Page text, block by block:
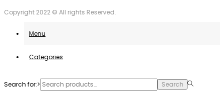
Copyright 2022 © All rights Reserved.
Menu
Categories
Search for:> Search